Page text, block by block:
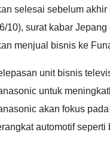
selesai sebelum
10), surat kabar
menjual bisnis ke
unit bisnis
untuk
akan fokus
automotif